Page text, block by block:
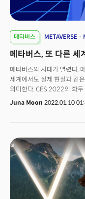
메타버스 METAVERSE
메타버스, 또 다른 세
메타버스의 시대가 열렸다.
세계에서도 실제 현실과 같
의미한다. CES 2022의 화
마이크로소프트, 메타 등 다
자율 규제의 시대의 끝을
개인 아바타로 구축하는 디
수 있는 영향에 대해 알아보자.
Juna Moon 2022.01.10